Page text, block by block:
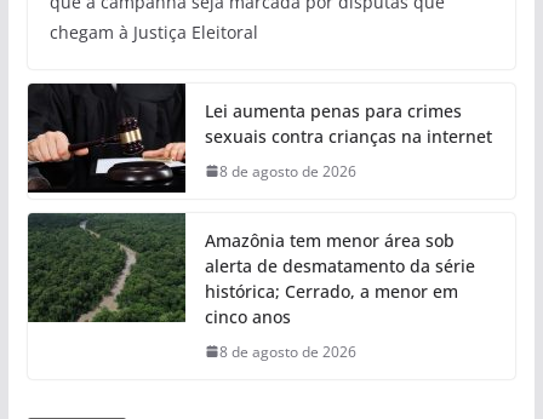
chegam à Justiça Eleitoral
Lei aumenta penas para crimes
sexuais contra crianças na internet
8 de agosto de 2026
Amazônia tem menor área sob
alerta de desmatamento da série
histórica; Cerrado, a menor em
cinco anos
8 de agosto de 2026